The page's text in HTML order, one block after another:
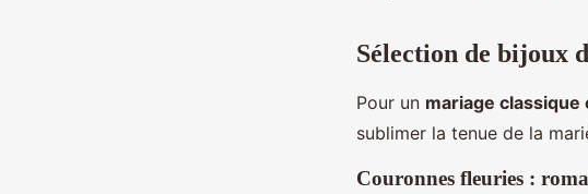
Sélection de bijoux
Pour un mariage classique
sublimer la tenue de la
Couronnes fleuries :